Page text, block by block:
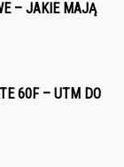
– JAKIE MAJĄ
60F – UTM DO